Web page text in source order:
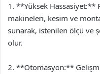
1. **Yüksek Hassasiyet:**
makineleri, kesim ve
sunarak, istenilen ölçü ve
olur.
2. **Otomasyon:**